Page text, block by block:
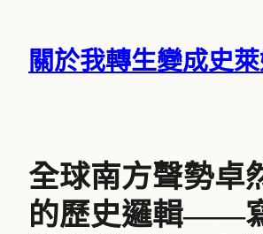
關於我轉生變成史
全球南方聲勢卓
的歷史邏輯——